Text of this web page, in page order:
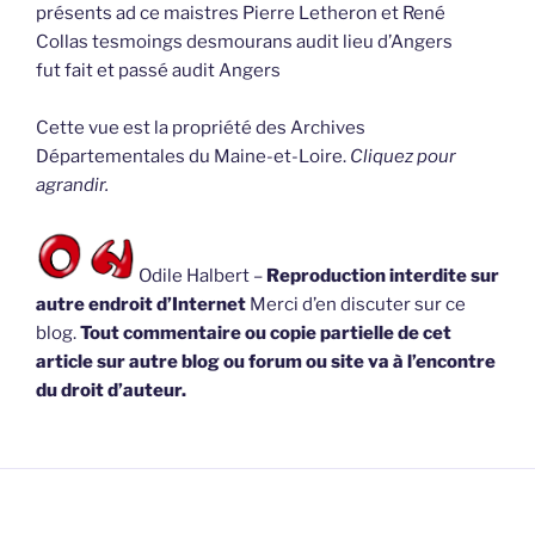
présents ad ce maistres Pierre Letheron et René
Collas tesmoings desmourans audit lieu d’Angers
fut fait et passé audit Angers
Cette vue est la propriété des Archives
Départementales du Maine-et-Loire. Cliquez pour
agrandir.
Odile Halbert – Reproduction interdite sur
autre endroit d’Internet Merci d’en discuter sur ce
blog.Tout commentaire ou copie partielle de cet
article sur autre blog ou forum ou site va à l’encontre
du droit d’auteur.